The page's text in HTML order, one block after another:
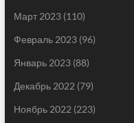
Март 2023(110)
Февраль 2023(96)
Январь 2023(88)
Декабрь 2022 (79)
Ноябрь 2022 (223)